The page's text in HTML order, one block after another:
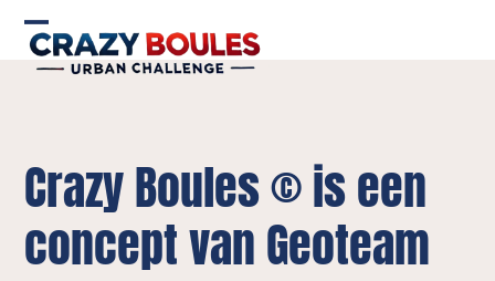
Skip
content
Open
mobile
Close
mobile
Crazy Boules © is een
concept van Geoteam